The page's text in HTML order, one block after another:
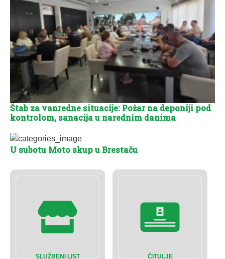
SLUŽBENI LIST ČITULJE
Štab za vanredne situacije: Požar na deponiji pod
kontrolom, sanacija u narednim danima
U subotu Moto skup u Brestaču